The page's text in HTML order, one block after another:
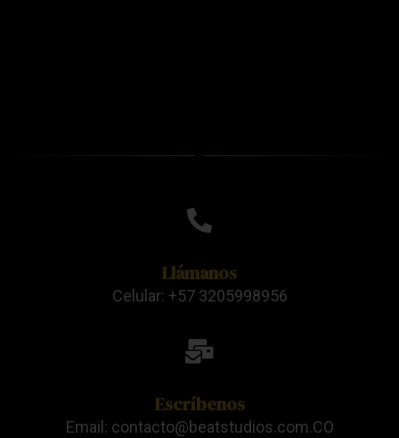
Llámanos
Celular: +57 3205998956
Escríbenos
Email: contacto@beatstudios.com.CO